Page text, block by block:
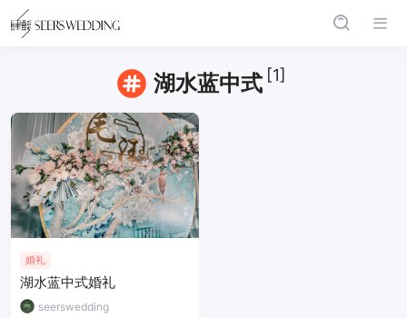
湖水蓝中式 [1]
婚礼
湖水蓝中式婚礼
seerswedding